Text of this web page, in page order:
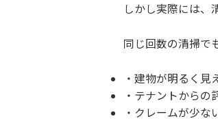
しかし実際には、
同じ回数の清掃で
建物が明るく見
テナントからの
クレームが少な